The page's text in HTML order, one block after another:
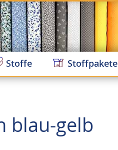
Stoffe Stoffpakete
blau-gelb